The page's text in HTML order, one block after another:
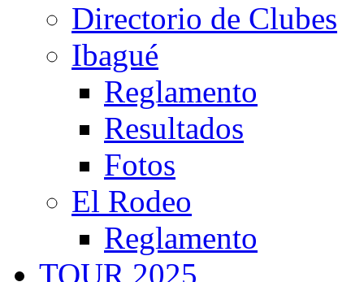
Directorio de Clubes
Ibagué
Reglamento
Resultados
Fotos
El Rodeo
Reglamento
TOUR 2025